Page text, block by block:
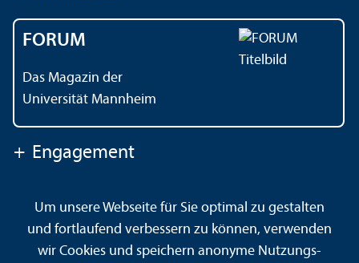
FORUM
Das Magazin der
Universität Mannheim
+ Engagement
Kontakt Impressum Datenschutz
Barrierefreiheit
Gebärdensprache
Leichte Sprache
Sitemap
Hausordnung
Sicherheit und Notfälle
Um unsere Webseite für Sie optimal zu gestalten
und fortlaufend verbessern zu können, verwenden
wir Cookies und speichern anonyme Nutzungs­